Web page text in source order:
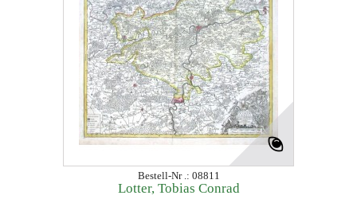
Bestell-Nr .: 08811
Lotter, Tobias Conrad